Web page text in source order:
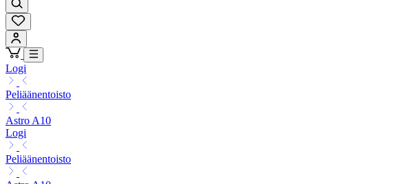
Logi
Peliäänentoisto
Astro A10
Logi
Peliäänentoisto